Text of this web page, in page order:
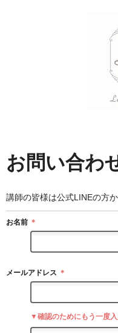
お問い合わ
講師の皆様は公式LINEの方
お名前 ＊
メールアドレス ＊
▼確認のためにもう一度入